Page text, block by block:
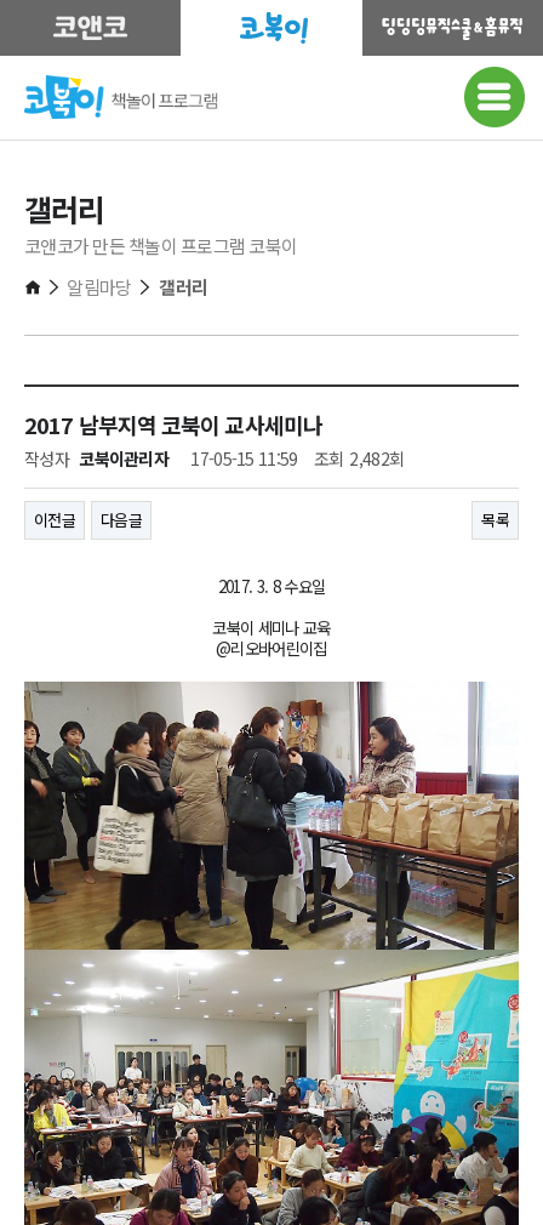
갤러리
코앤코가 만든 책놀이 프로그램 코북이
알림마당
갤러리
2017 남부지역 코북이 교사세미나
작성자 코북이관리자 17-05-15 11:59 조회 2,482회
이전글 다음글 목록
2017. 3. 8 수요일
코북이 세미나 교육
@리오바어린이집